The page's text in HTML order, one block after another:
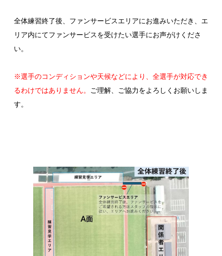
全体練習終了後、ファンサービスエリアにお進みいただき、エ
リア内にてファンサービスを受けたい選手にお声がけくださ
い。
※選手のコンディションや天候などにより、全選手が対応でき
るわけではありません。
ご理解、ご協力をよろしくお願いしま
す。